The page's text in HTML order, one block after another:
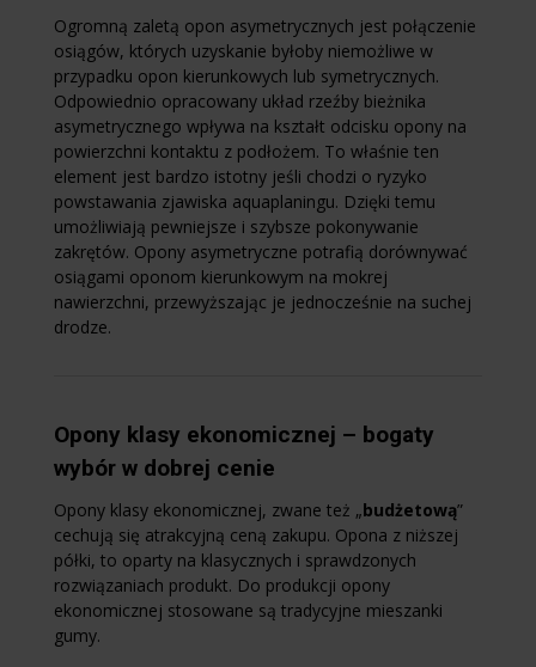
Ogromną zaletą opon asymetrycznych jest połączenie
osiągów, których uzyskanie byłoby niemożliwe w
przypadku opon kierunkowych lub symetrycznych.
Odpowiednio opracowany układ rzeźby bieżnika
asymetrycznego wpływa na kształt odcisku opony na
powierzchni kontaktu z podłożem. To właśnie ten
element jest bardzo istotny jeśli chodzi o ryzyko
powstawania zjawiska aquaplaningu. Dzięki temu
umożliwiają pewniejsze i szybsze pokonywanie
zakrętów. Opony asymetryczne potrafią dorównywać
osiągami oponom kierunkowym na mokrej
nawierzchni, przewyższając je jednocześnie na suchej
drodze.
Opony klasy ekonomicznej – bogaty
wybór w dobrej cenie
Opony klasy ekonomicznej, zwane też „budżetową”
cechują się atrakcyjną ceną zakupu. Opona z niższej
półki, to oparty na klasycznych i sprawdzonych
rozwiązaniach produkt. Do produkcji opony
ekonomicznej stosowane są tradycyjne mieszanki
gumy.